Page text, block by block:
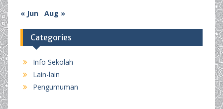
« Jun Aug »
Categories
Info Sekolah
Lain-lain
Pengumuman